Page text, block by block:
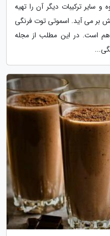
سایر ترکیبات دیگر آن را تهیه
بر می آید. اسموتی توت فرنگی
هم است. در این مطلب از مجله